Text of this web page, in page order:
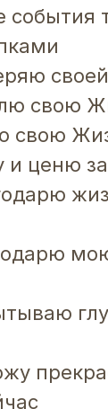
события
свою
свою
и ценю